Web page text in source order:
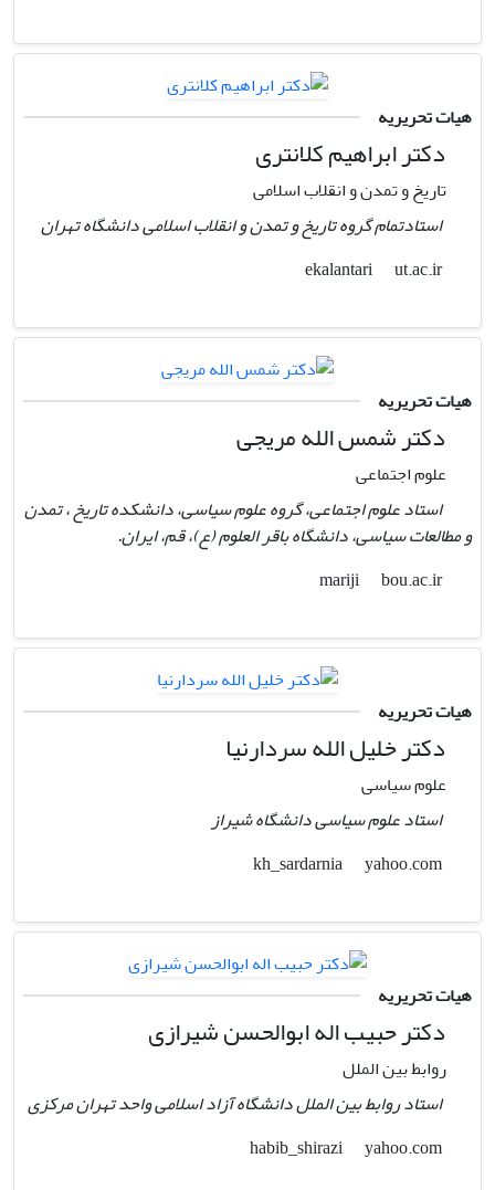
هیات تحریریه
دکتر ابراهیم کلانتری
تاریخ و تمدن و انقلاب اسلامی
استادتمام گروه تاریخ و تمدن و انقلاب اسلامی دانشگاه تهران
ekalantari
ut.ac.ir
هیات تحریریه
دکتر شمس الله مریجی
علوم اجتماعی
استاد علوم اجتماعی، گروه علوم سیاسی، دانشکده تاریخ ، تمدن
و مطالعات سیاسی، دانشگاه باقر العلوم (ع)، قم، ایران.
mariji
bou.ac.ir
هیات تحریریه
دکتر خلیل الله سردارنیا
علوم سیاسی
استاد علوم سیاسی دانشگاه شیراز
yahoo.com
هیات تحریریه
دکتر حبیب اله ابوالحسن شیرازی
روابط بین الملل
استاد روابط بین الملل دانشگاه آزاد اسلامی واحد تهران مرکزی
yahoo.com